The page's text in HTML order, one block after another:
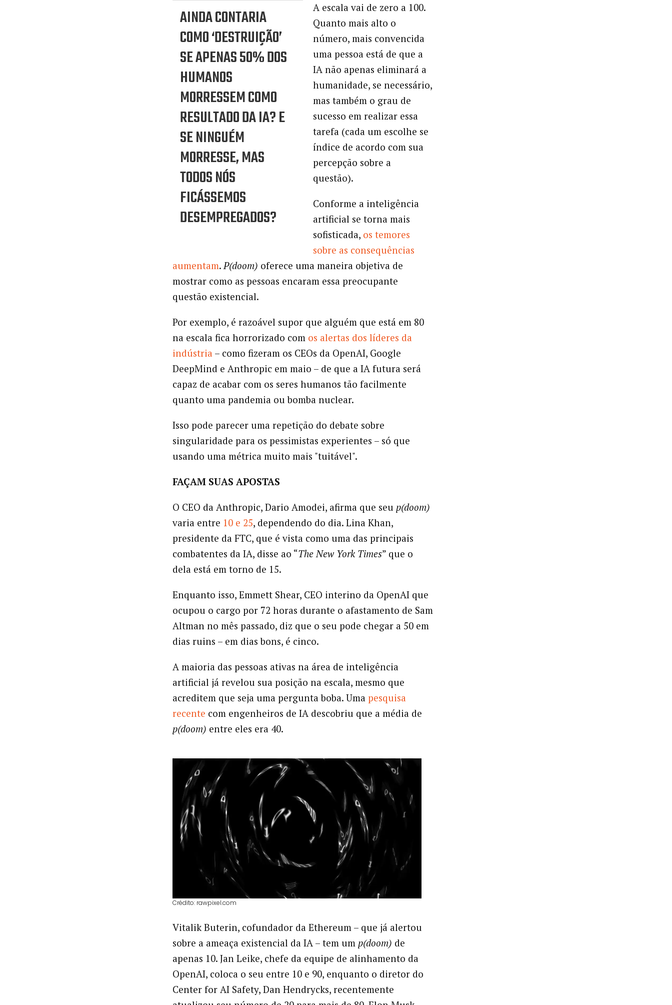
AINDA CONTARIA
COMO ‘DESTRUIÇÃO’
SE APENAS 50% DOS
HUMANOS
MORRESSEM COMO
RESULTADO DA IA? E
SE NINGUÉM
MORRESSE, MAS
TODOS NÓS
FICÁSSEMOS
DESEMPREGADOS?
A escala vai de zero a 100.
Quanto mais alto o
número, mais convencida
uma pessoa está de que a
IA não apenas eliminará a
humanidade, se necessário,
mas também o grau de
sucesso em realizar essa
tarefa (cada um escolhe se
índice de acordo com sua
percepção sobre a
questão).
Conforme a inteligência
artificial se torna mais
sofisticada,os temores
sobre as consequências
aumentam. P(doom) oferece uma maneira objetiva de
mostrar como as pessoas encaram essa preocupante
questão existencial.
Por exemplo, é razoável supor que alguém que está em 80
na escala fica horrorizado com os alertas dos líderes da
indústria – como fizeram os CEOs da OpenAI, Google
DeepMind e Anthropic em maio – de que a IA futura será
capaz de acabar com os seres humanos tão facilmente
quanto uma pandemia ou bomba nuclear.
Isso pode parecer uma repetição do debate sobre
singularidade para os pessimistas experientes – só que
usando uma métrica muito mais "tuitável".
FAÇAM SUAS APOSTAS
O CEO da Anthropic, Dario Amodei, afirma que seu p(doom)
varia entre 10 e 25, dependendo do dia. Lina Khan,
presidente da FTC, que é vista como uma das principais
combatentes da IA, disse ao “The New York Times” que o
dela está em torno de 15.
Enquanto isso, Emmett Shear, CEO interino da OpenAI que
ocupou o cargo por 72 horas durante o afastamento de Sam
Altman no mês passado, diz que o seu pode chegar a 50 em
dias ruins – em dias bons, é cinco.
A maioria das pessoas ativas na área de inteligência
artificial já revelou sua posição na escala, mesmo que
acreditem que seja uma pergunta boba. Uma pesquisa
recente com engenheiros de IA descobriu que a média de
p(doom) entre eles era 40.
Crédito: rawpixel.com
Vitalik Buterin, cofundador da Ethereum – que já alertou
sobre a ameaça existencial da IA – tem um p(doom) de
apenas 10. Jan Leike, chefe da equipe de alinhamento da
OpenAI, coloca o seu entre 10 e 90, enquanto o diretor do
Center for AI Safety, Dan Hendrycks, recentemente